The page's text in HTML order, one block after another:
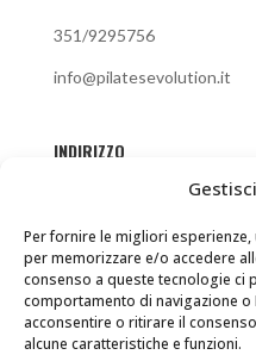
Per fornire le migliori
per memorizzare e/o accedere
consenso a queste tecnologie ci
comportamento di navigazione o
acconsentire o ritirare il
alcune caratteristiche e funzioni.
351/9295756
info@pilatesevolution.it
INDIRIZZO
Via Benedetto Marcello 58
FOLLOW ME